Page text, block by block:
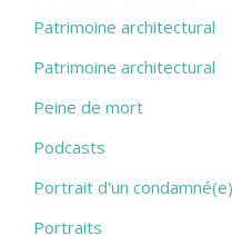
Patrimoine architectural
Patrimoine architectural
Peine de mort
Podcasts
Portrait d'un
Portraits